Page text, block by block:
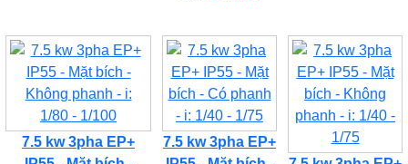
7.5 kw 3pha EP+
7.5 kw 3pha EP+